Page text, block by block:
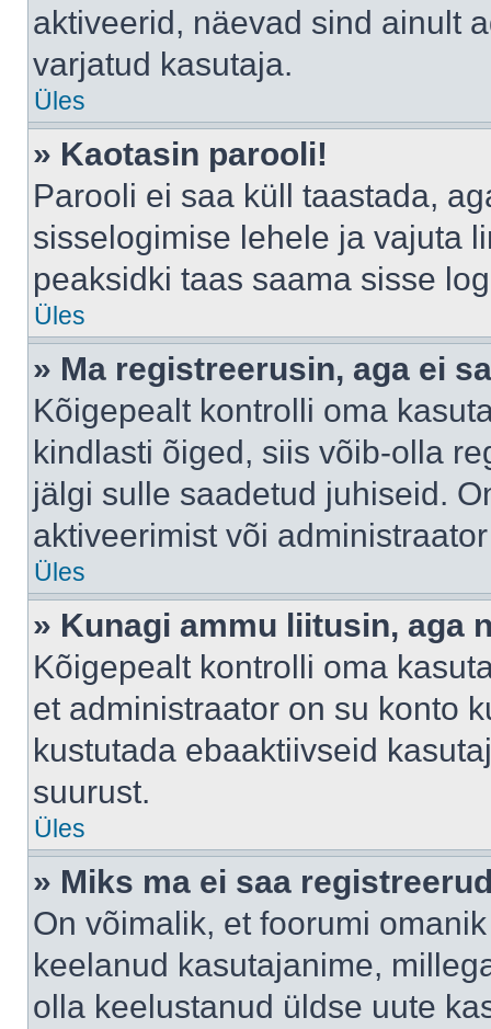
aktiveerid, näevad sind ainult
varjatud kasutaja.
Üles
» Kaotasin parooli!
Parooli ei saa küll taastada,
sisselogimise lehele ja vajuta
peaksidki taas saama sisse
Üles
» Ma registreerusin, aga ei
Kõigepealt kontrolli oma
kindlasti õiged, siis võib-olla
jälgi sulle saadetud juhiseid.
aktiveerimist või
Üles
» Kunagi ammu liitusin, aga
Kõigepealt kontrolli oma
et administraator on su konto
kustutada ebaaktiivseid
suurust.
Üles
» Miks ma ei saa
On võimalik, et foorumi
keelanud kasutajanime,
olla keelustanud üldse uute